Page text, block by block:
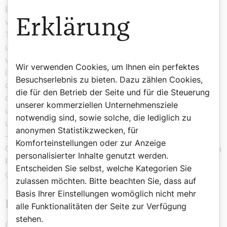
Ein Papst auf Abwegen, könnte man also sagen. Und
wer würde es ihm verdenken, angesichts der intensiven
Tage, die vor ihm liegen. Vielleicht bringt ihn die Zeit
unter normalen Menschen auf andere Gedanken – und
vielleicht erkennt er: Auch wenn sich die Espresso-Bars
in Italien, Belgien, im Kongo, Argentinien oder sonst wo
deutlich unterscheiden, das Getränk bleibt doch überall
das gleiche. Übersetzt: Eine Kirche der
unterschiedlichen Geschwindigkeiten mit
unterschiedlichen regionalen Ausprägungen ist möglich
– solange der ausgeschenkte, Pardon, ausgegossene
Geist überall derselbe ist. Ein Kirchenreformkonzept à la
Papa, auf eine Tischdecke oder einen Bierdeckel
gekritzelt. Nicht undenkbar.
Ein besonderer Namenstag
Erklärung
Wir verwenden Cookies, um Ihnen ein perfektes
Besuchserlebnis zu bieten. Dazu zählen Cookies,
die für den Betrieb der Seite und für die Steuerung
unserer kommerziellen Unternehmensziele
notwendig sind, sowie solche, die lediglich zu
anonymen Statistikzwecken, für
Komforteinstellungen oder zur Anzeige
personalisierter Inhalte genutzt werden.
Entscheiden Sie selbst, welche Kategorien Sie
zulassen möchten. Bitte beachten Sie, dass auf
Basis Ihrer Einstellungen womöglich nicht mehr
alle Funktionalitäten der Seite zur Verfügung
stehen.